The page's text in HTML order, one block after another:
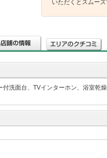
いただくとスムーズ
洗面台、TVインターホン、浴室